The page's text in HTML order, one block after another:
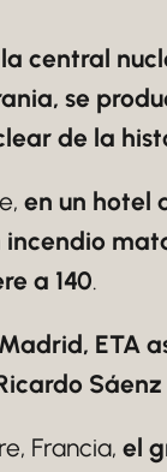
central
se
de la
en un hotel
incendio
a 140.
ETA
Francia, el